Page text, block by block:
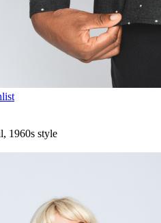
1960s style